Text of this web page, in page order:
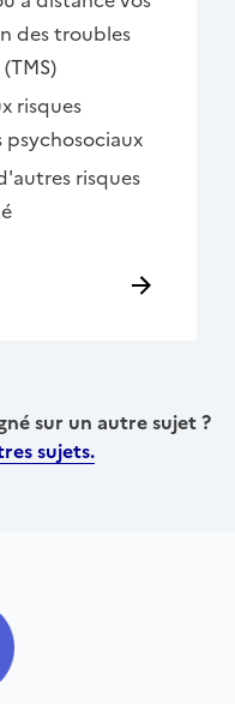
des troubles
risques
psychosociaux
risques
sur un autre sujet ?
sujets.